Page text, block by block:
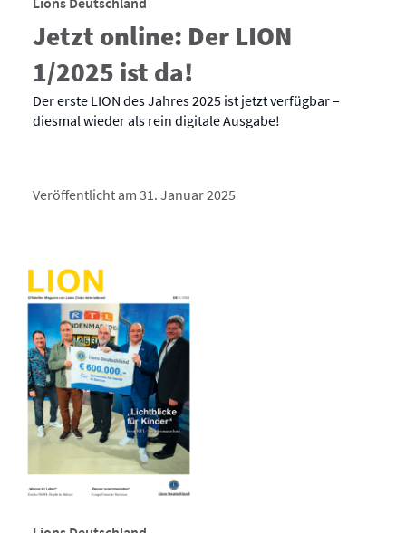
Jetzt online: Der LION
1/2025 ist da!
Der erste LION des Jahres 2025 ist jetzt verfügbar –
diesmal wieder als rein digitale Ausgabe!
Veröffentlicht am 31. Januar 2025